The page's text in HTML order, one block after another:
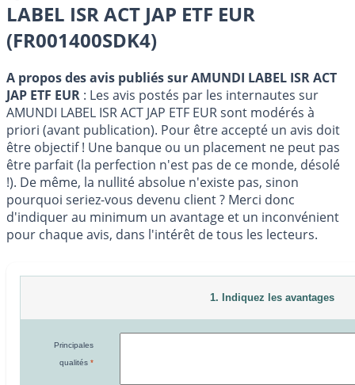
LABEL ISR ACT JAP ETF EUR
(FR001400SDK4)
A propos des avis publiés sur AMUNDI LABEL ISR ACT
JAP ETF EUR : Les avis postés par les internautes sur
AMUNDI LABEL ISR ACT JAP ETF EUR sont modérés à
priori (avant publication). Pour être accepté un avis doit
être objectif ! Une banque ou un placement ne peut pas
être parfait (la perfection n'est pas de ce monde, désolé
!). De même, la nullité absolue n'existe pas, sinon
pourquoi seriez-vous devenu client ? Merci donc
d'indiquer au minimum un avantage et un inconvénient
pour chaque avis, dans l'intérêt de tous les lecteurs.
1. Indiquez les avantages
Principales
qualités *